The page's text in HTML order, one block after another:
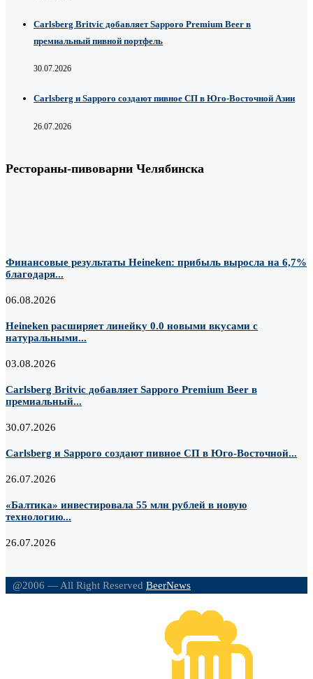
Carlsberg Britvic добавляет Sapporo Premium Beer в
премиальный пивной портфель
30.07.2026
Carlsberg и Sapporo создают пивное СП в Юго-Восточной Азии
26.07.2026
Рестораны-пивоварни Челябинска
Финансовые результаты Heineken: прибыль выросла на 6,7%
благодаря...
06.08.2026
Heineken расширяет линейку 0.0 новыми вкусами с
натуральными...
03.08.2026
Carlsberg Britvic добавляет Sapporo Premium Beer в
премиальный...
30.07.2026
Carlsberg и Sapporo создают пивное СП в Юго-Восточной...
26.07.2026
«Балтика» инвестировала 55 млн рублей в новую
технологию...
26.07.2026
@2006 — All Right Reserved BeerNews